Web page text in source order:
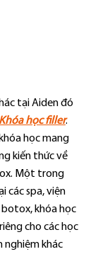
tại Aiden đó
Khóa học filler.
học mang
kiến thức về
Một trong
các spa, viện
khóa học
cho các học
nghiệm khác